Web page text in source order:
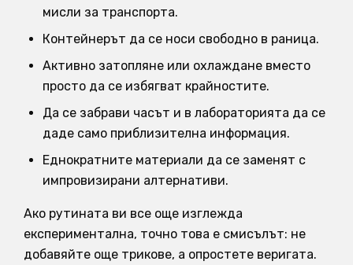
мисли за транспорта.
Контейнерът да се носи свободно в раница.
Активно затопляне или охлаждане вместо
просто да се избягват крайностите.
Да се забрави часът и в лабораторията да се
даде само приблизителна информация.
Еднократните материали да се заменят с
импровизирани алтернативи.
Ако рутината ви все още изглежда
експериментална, точно това е смисълът: не
добавяйте още трикове, а опростете веригата.